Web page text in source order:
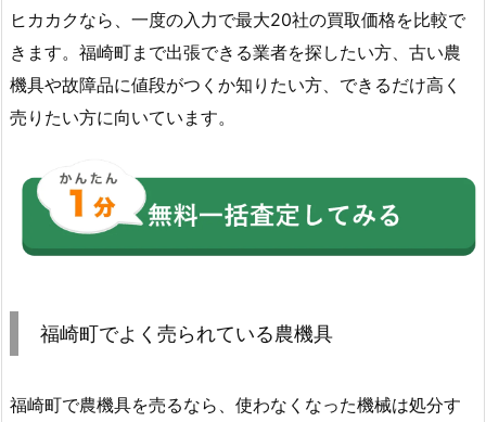
ヒカカクなら、一度の入力で最大20社の買取価格を比較で
きます。福崎町まで出張できる業者を探したい方、古い農
機具や故障品に値段がつくか知りたい方、できるだけ高く
売りたい方に向いています。
福崎町でよく売られている農機具
福崎町で農機具を売るなら、使わなくなった機械は処分す